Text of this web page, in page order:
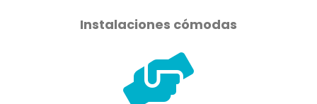
Instalaciones cómodas